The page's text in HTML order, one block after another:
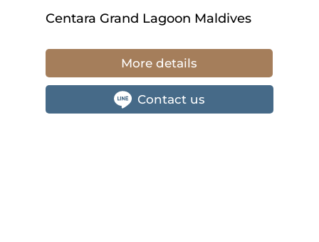
Centara Grand Lagoon Maldives
More details
Contact us